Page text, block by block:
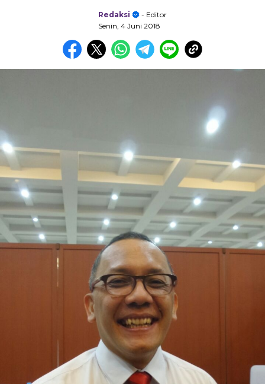
Redaksi
- Editor
Senin, 4 Juni 2018